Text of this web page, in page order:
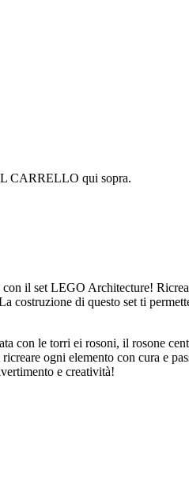
CARRELLO qui sopra.
il set LEGO Architecture!
costruzione di questo set ti
con le torri ei rosoni, il rosone
ogni elemento con cura e
e creatività!